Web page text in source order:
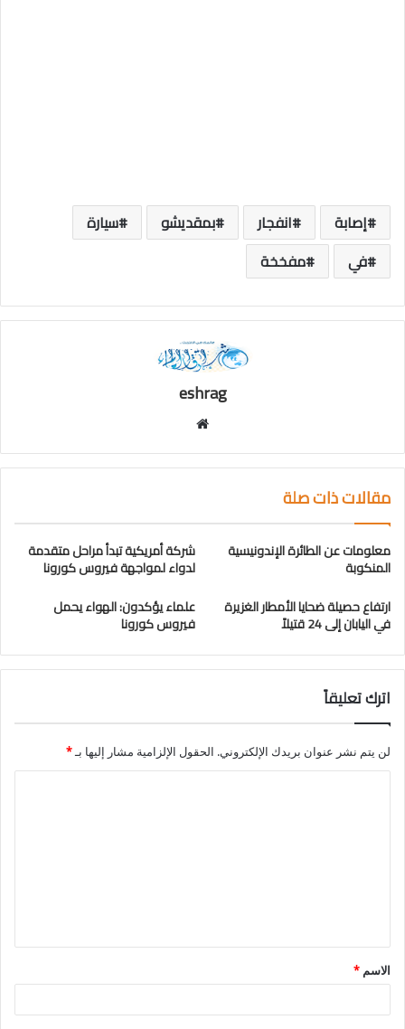
إصابة انفجار بمقديشو
سيارة
في
مفخخة
eshrag
مقالات ذات صلة
معلومات عن الطائرة الإندونيسية
المنكوبة
شركة أمريكية تبدأ مراحل متقدمة
لدواء لمواجهة فيروس كورونا
ارتفاع حصيلة ضحايا الأمطار الغزيرة
في اليابان إلى 24 قتيلاً
علماء يؤكدون: الهواء يحمل
فيروس كورونا
اترك تعليقاً
لن يتم نشر عنوان بريدك الإلكتروني. الحقول الإلزامية مشار إليها بـ*
ق
*
الاسم *